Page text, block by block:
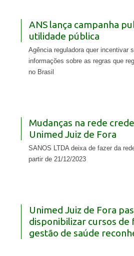
ANS lança campanha
utilidade pública
Agência reguladora quer incentivar
informações sobre as regras que
no Brasil
Mudanças na rede
Unimed Juiz de Fora
SANOS LTDA deixa de fazer da
partir de 21/12/2023
Unimed Juiz de Fora
disponibilizar cursos de
gestão de saúde